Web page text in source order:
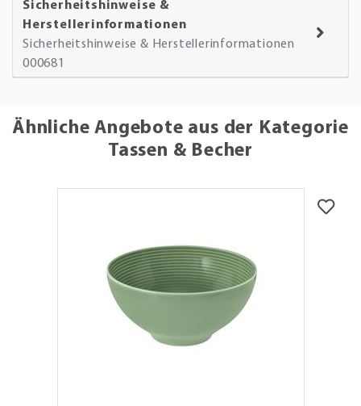
Sicherheitshinweise &
Herstellerinformationen
Sicherheitshinweise & Herstellerinformationen
000681
Ähnliche Angebote aus der Kategorie
Tassen & Becher